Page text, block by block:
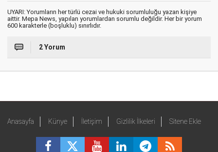
UYARI: Yorumların her türlü cezai ve hukuki sorumluluğu yazan kişiye
aittir. Mepa News, yapılan yorumlardan sorumlu değildir. Her bir yorum
600 karakterle (boşluklu) sınırlıdır.
2 Yorum
Anasayfa Künye İletişim Gizlilik İlkeleri Sitene Ekle